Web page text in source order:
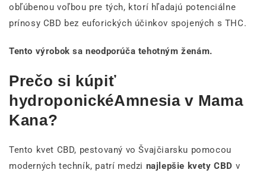
obľúbenou voľbou pre tých, ktorí hľadajú potenciálne
prínosy CBD bez euforických účinkov spojených s THC.
Tento výrobok sa neodporúča tehotným ženám.
Prečo si kúpiť
hydroponickéAmnesia v Mama
Kana?
Tento kvet CBD, pestovaný vo Švajčiarsku pomocou
moderných techník, patrí medzi najlepšie kvety CBD v